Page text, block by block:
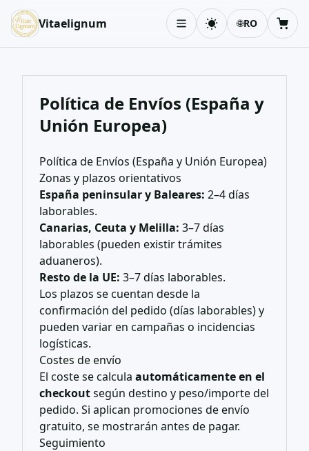
Vitaelignum Schimbă tema
🌐RO Coș
Política de Envíos (España y
Unión Europea)
Política de Envíos (España y Unión Europea)
Zonas y plazos orientativos
España peninsular y Baleares: 2–4 días
laborables.
Canarias, Ceuta y Melilla: 3–7 días
laborables (pueden existir trámites
aduaneros).
Resto de la UE: 3–7 días laborables.
Los plazos se cuentan desde la
confirmación del pedido (días laborables) y
pueden variar en campañas o incidencias
logísticas.
Costes de envío
El coste se calcula automáticamente en el
checkoutsegún destino y peso/importe del
pedido. Si aplican promociones de envío
gratuito, se mostrarán antes de pagar.
Seguimiento